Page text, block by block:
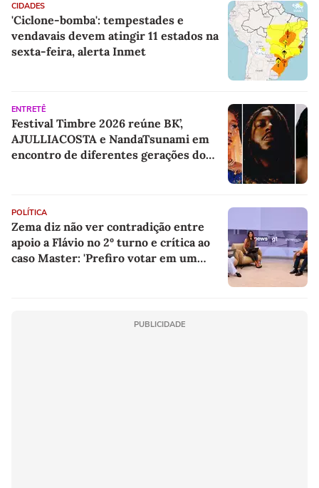
CIDADES
'Ciclone-bomba': tempestades e
vendavais devem atingir 11 estados na
sexta-feira, alerta Inmet
ENTRETÊ
Festival Timbre 2026 reúne BK’,
AJULLIACOSTA e NandaTsunami em
encontro de diferentes gerações do
POLÍTICA
Zema diz não ver contradição entre
apoio a Flávio no 2º turno e crítica ao
caso Master: 'Prefiro votar em um
PUBLICIDADE